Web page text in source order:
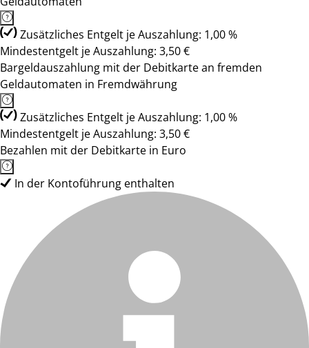
Zusätzliches Entgelt je Auszahlung: 1,00 %
Mindestentgelt je Auszahlung: 3,50 €
Bargeldauszahlung mit der Debitkarte an fremden
Geldautomaten in Fremdwährung
Zusätzliches Entgelt je Auszahlung: 1,00 %
Mindestentgelt je Auszahlung: 3,50 €
Bezahlen mit der Debitkarte in Euro
In der Kontoführung enthalten